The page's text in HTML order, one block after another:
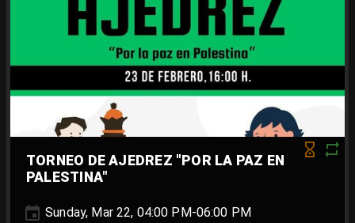
TORNEO DE AJEDREZ "POR LA PAZ EN
PALESTINA"
Sunday, Mar 22, 04:00 PM-06:00 PM